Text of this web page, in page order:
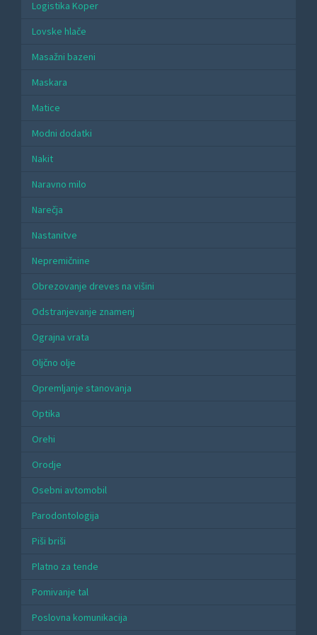
Logistika Koper
Lovske hlače
Masažni bazeni
Maskara
Matice
Modni dodatki
Nakit
Naravno milo
Narečja
Nastanitve
Nepremičnine
Obrezovanje dreves na višini
Odstranjevanje znamenj
Ograjna vrata
Oljčno olje
Opremljanje stanovanja
Optika
Orehi
Orodje
Osebni avtomobil
Parodontologija
Piši briši
Platno za tende
Pomivanje tal
Poslovna komunikacija